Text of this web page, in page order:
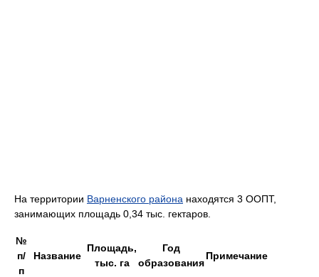
На территории Варненского района находятся 3 ООПТ,
занимающих площадь 0,34 тыс. гектаров.
№
п/
п
Название
Площадь,
тыс. га
Год
образования
Примечание